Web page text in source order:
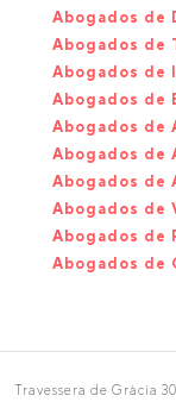
Abogados de
Abogados de
Abogados de
Abogados de
Abogados de
Abogados de
Abogados de
Abogados de
Abogados de
Abogados de
Travessera de Gràcia